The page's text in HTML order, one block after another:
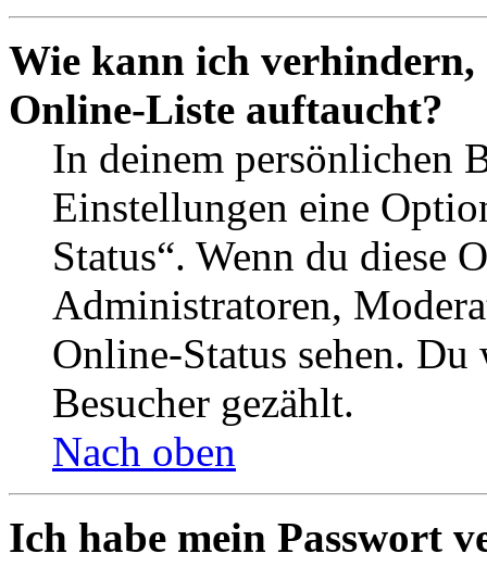
Wie kann ich verhindern,
Online-Liste auftaucht?
In deinem persönlichen
Einstellungen eine
Status“. Wenn du diese
Administratoren,
Online-Status sehen.
Besucher gezählt.
Nach oben
Ich habe mein Passwort